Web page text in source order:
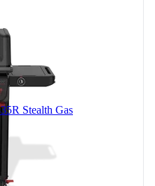
Stealth Gas